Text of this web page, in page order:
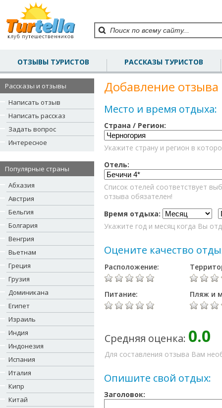
ОТЗЫВЫ ТУРИСТОВ РАССКАЗЫ ТУРИСТОВ
Рассказы и отзывы
Написать отзыв
Написать рассказ
Задать вопрос
Интересное
Популярные страны
Абхазия
Австрия
Бельгия
Болгария
Венгрия
Вьетнам
Греция
Грузия
Доминикана
Египет
Израиль
Индия
Индонезия
Испания
Италия
Кипр
Китай
Добавление отзыва
Место и время отдыха:
Страна / Регион:
Укажите страну и регион в
Отель:
Список отелей соответствует
отзыва обязателен!
Время отдыха:
Укажите год и месяц когда Вы
Оцените качество
Расположение:
Питание: Пляж и
Средняя оценка: 0.0
Для составления отзыва Вам
Опишите свой отдых:
Заголовок: